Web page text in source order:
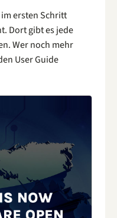
ersten Schritt
Dort gibt es jede
Wer noch mehr
User Guide